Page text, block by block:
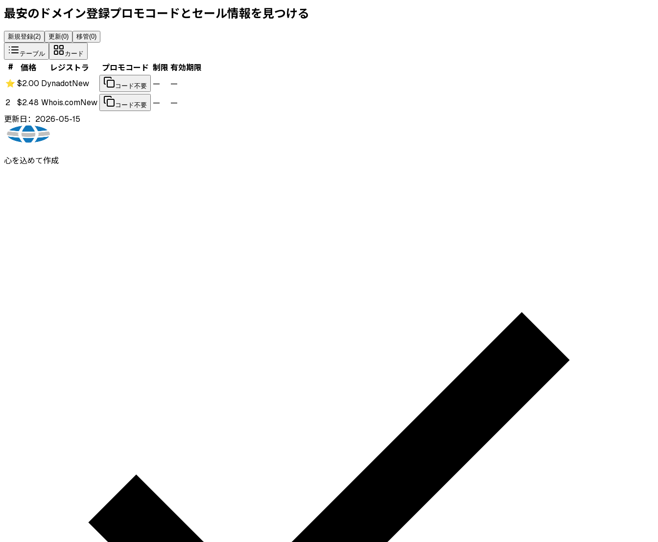
最安のドメイン登録プロモコードとセール情報を見つける
新規登録(2) 更新(0) 移管(0)
テーブル カード
# 価格 レジストラ プロモコード 制限 有効期限
⭐ $2.00 DynadotNew コード不要 —
—
2
$2.48 Whois.comNew コード不要 —
—
更新日：2026-05-15
心を込めて作成